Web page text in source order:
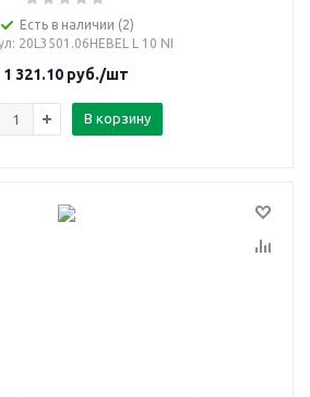
Есть в наличии (2)
: 20L3501.06HEBEL L 10 NI
1 321.10 руб./шт
В корзину